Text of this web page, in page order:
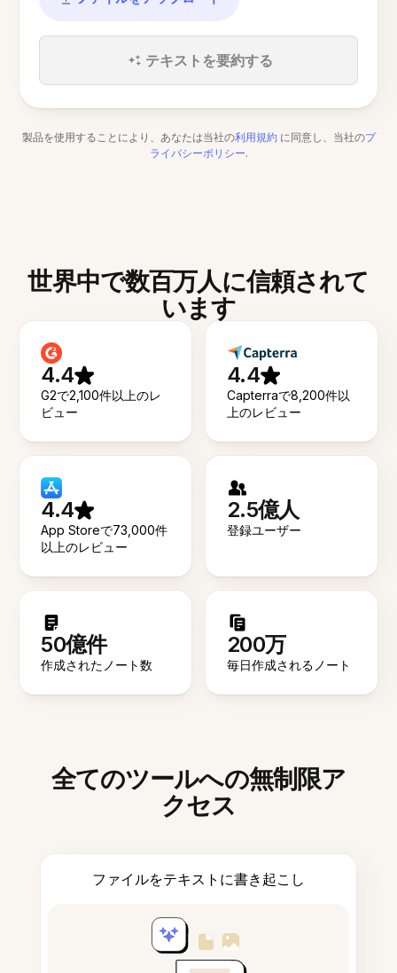
テキストを要約する
製品を使用することにより、あなたは当社の利用規約 に同意し、当社のプ
ライバシーポリシー.
世界中で数百万人に信頼されて
います
4.4
G2で2,100件以上のレ
ビュー
4.4
Capterraで8,200件以
上のレビュー
4.4
App Storeで73,000件
以上のレビュー
2.5億人
登録ユーザー
50億件
作成されたノート数
200万
毎日作成されるノート
全てのツールへの無制限ア
クセス
ファイルをテキストに書き起こし